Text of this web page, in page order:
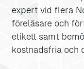
expert vid flera
föreläsare och
etikett samt
kostnadsfria och